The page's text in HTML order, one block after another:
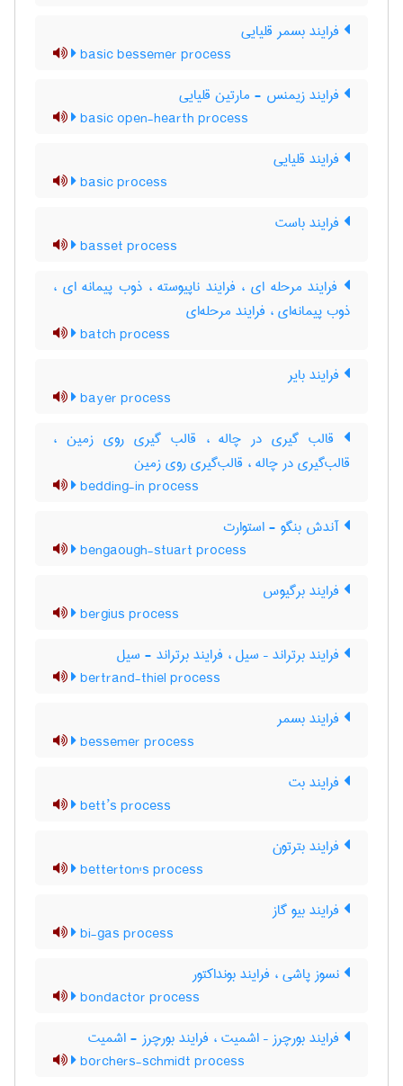
فرایند بسمر قلیایی
basic bessemer process
فرایند زیمنس - مارتین قلیایی
basic open-hearth process
فرایند قلیایی
basic process
فرایند باست
basset process
فرایند مرحله ای ، فرایند ناپیوسته ، ذوب پیمانه ای ،
ذوب پیمانه‌ای ، فرایند مرحله‌ای
batch process
فرایند بایر
bayer process
قالب گیری در چاله ، قالب گیری روی زمین ،
قالب‌گیری در چاله ، قالب‌گیری روی زمین
bedding-in process
آندش بنگو - استوارت
bengaough-stuart process
فرایند برگیوس
bergius process
فرایند برتراند – سیل ، فرایند برتراند - سیل
bertrand-thiel process
فرایند بسمر
bessemer process
فرایند بت
bett’s process
فرایند بترتون
betterton's process
فرایند بیو گاز
bi-gas process
نسوز پاشی ، فرایند بونداکتور
bondactor process
فرایند بورچرز – اشمیت ، فرایند بورچرز - اشمیت
borchers-schmidt process